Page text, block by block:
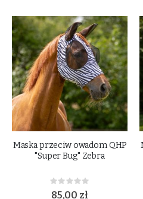
Maska przeciw owadom QHP
"Super Bug" Zebra
Rating:
0%
85,00 zł